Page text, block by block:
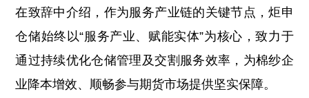
在致辞中介绍，作为服务产业链的关键节点，炬申
仓储始终以“服务产业、赋能实体”为核心，致力于
通过持续优化仓储管理及交割服务效率，为棉纱企
业降本增效、顺畅参与期货市场提供坚实保障。